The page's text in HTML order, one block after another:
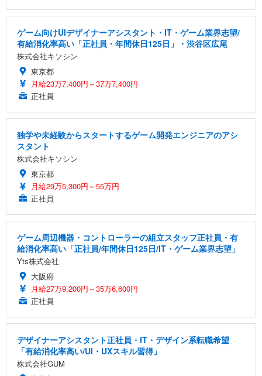
ゲーム向けUIデザイナーアシスタント・IT・ゲーム業界志望/
有給消化率高い「正社員・年間休日125日」・渋谷区広尾
株式会社キソシン
東京都
月給23万7,400円～37万7,400円
正社員
独学や未経験からスタートするゲーム開発エンジニアのアシ
スタント
株式会社キソシン
東京都
月給29万5,300円～55万円
正社員
ゲーム周辺機器・コントローラーの組立スタッフ正社員・有
給消化率高い「正社員/年間休日125日/IT・ゲーム業界志望」
Yts株式会社
大阪府
月給27万9,200円～35万6,600円
正社員
デザイナーアシスタント正社員・IT・デザイン系転職希望
「有給消化率高い/UI・UXスキル習得」
株式会社GUM